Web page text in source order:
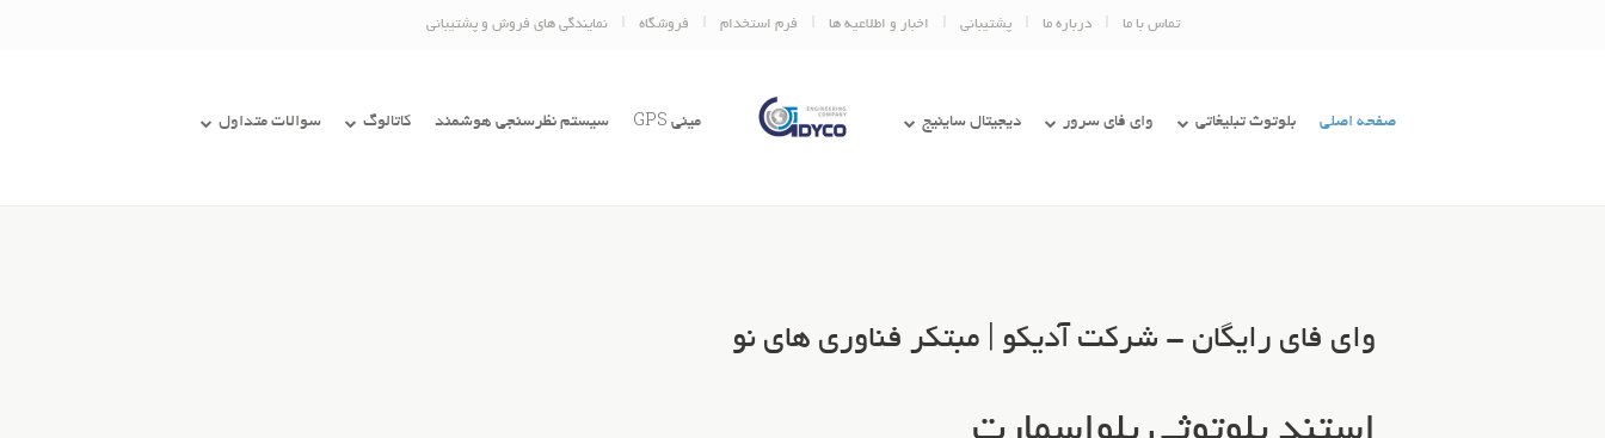
تماس با ما درباره ما پشتیبانی اخبار و اطلاعیه ها فرم استخدام فروشگاه نمایندگی های فروش و پشتیبانی
صفحه اصلی بلوتوث تبلیغاتی وای فای سرور دیجیتال ساینیج مینی GPS سیستم نظرسنجی هوشمند کاتالوگ سوالات متداول
وای فای رایگان - شرکت آدیکو | مبتکر فناوری های نو